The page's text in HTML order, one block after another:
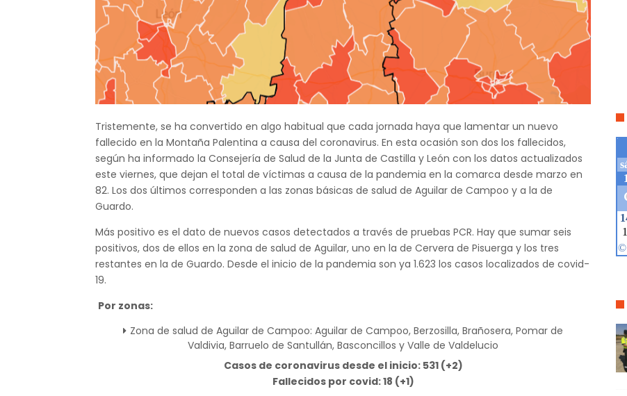
Tristemente, se ha convertido en algo habitual que cada jornada haya que lamentar un nuevo
fallecido en la Montaña Palentina a causa del coronavirus. En esta ocasión son dos los fallecidos,
según ha informado la Consejería de Salud de la Junta de Castilla y León con los datos actualizados
este viernes, que dejan el total de víctimas a causa de la pandemia en la comarca desde marzo en
82. Los dos últimos corresponden a las zonas básicas de salud de Aguilar de Campoo y a la de
Guardo.
Más positivo es el dato de nuevos casos detectados a través de pruebas PCR. Hay que sumar seis
positivos, dos de ellos en la zona de salud de Aguilar, uno en la de Cervera de Pisuerga y los tres
restantes en la de Guardo. Desde el inicio de la pandemia son ya 1.623 los casos localizados de covid-
19.
Por zonas:
Zona de salud de Aguilar de Campoo: Aguilar de Campoo, Berzosilla, Brañosera, Pomar de
Valdivia, Barruelo de Santullán, Basconcillos y Valle de Valdelucio
Casos de coronavirus desde el inicio: 531 (+2)
Fallecidos por covid: 18 (+1)